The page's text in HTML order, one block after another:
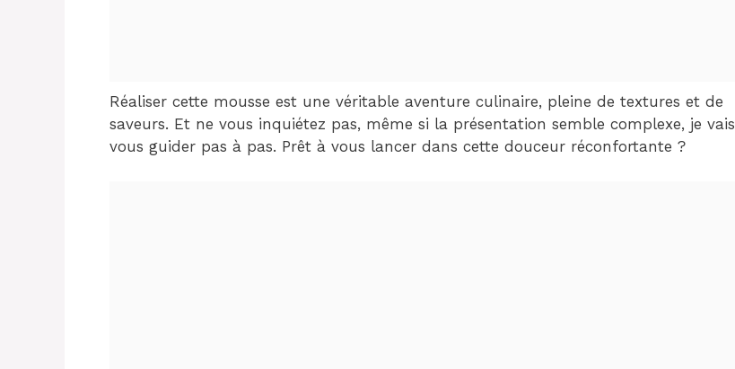
Réaliser cette mousse est une véritable aventure culinaire, pleine de textures et de
saveurs. Et ne vous inquiétez pas, même si la présentation semble complexe, je vais
vous guider pas à pas. Prêt à vous lancer dans cette douceur réconfortante ?